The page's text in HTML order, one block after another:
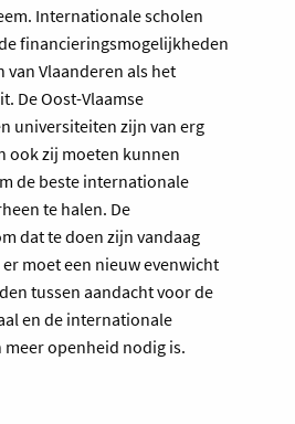
Internationale scholen
financieringsmogelijkheden
van Vlaanderen als het
De Oost-Vlaamse
universiteiten zijn van erg
ook zij moeten kunnen
de beste internationale
te halen. De
dat te doen zijn vandaag
moet een nieuw evenwicht
tussen aandacht voor de
en de internationale
openheid nodig is.